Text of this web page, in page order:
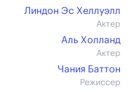
Линдон Эс Хеллуэлл
Актер
Аль Холланд
Актер
Чания Баттон
Режиссер